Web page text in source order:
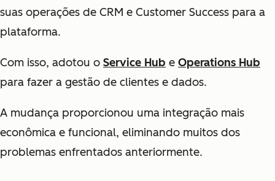
suas operações de CRM e Customer Success para a
plataforma.
Com isso, adotou o Service Hub e Operations Hub
para fazer a gestão de clientes e dados.
A mudança proporcionou uma integração mais
econômica e funcional, eliminando muitos dos
problemas enfrentados anteriormente.